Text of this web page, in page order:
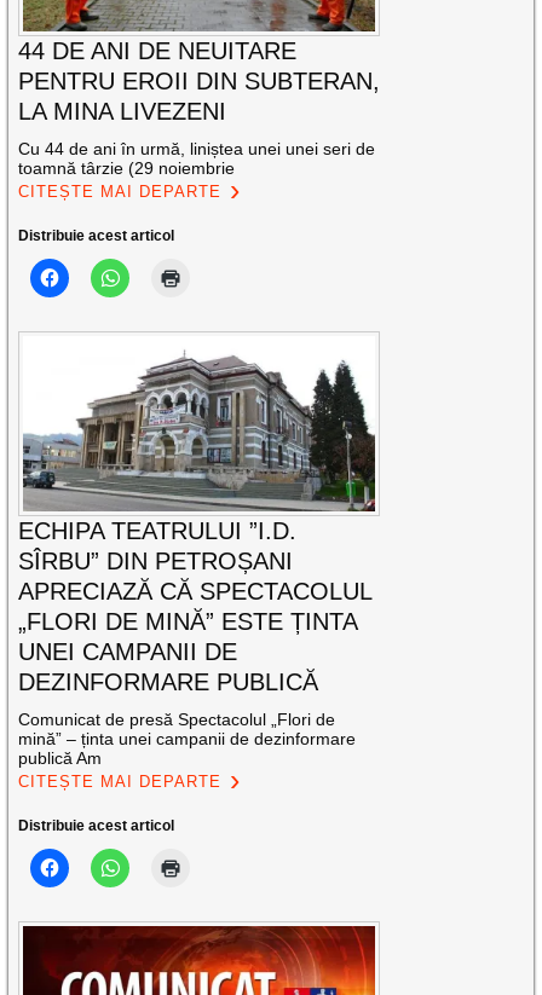
44 DE ANI DE NEUITARE
PENTRU EROII DIN SUBTERAN,
LA MINA LIVEZENI
Cu 44 de ani în urmă, liniștea unei unei seri de
toamnă târzie (29 noiembrie
CITEȘTE MAI DEPARTE
Distribuie acest articol
ECHIPA TEATRULUI ”I.D.
SÎRBU” DIN PETROȘANI
APRECIAZĂ CĂ SPECTACOLUL
„FLORI DE MINĂ” ESTE ȚINTA
UNEI CAMPANII DE
DEZINFORMARE PUBLICĂ
Comunicat de presă Spectacolul „Flori de
mină” – ținta unei campanii de dezinformare
publică Am
CITEȘTE MAI DEPARTE
Distribuie acest articol